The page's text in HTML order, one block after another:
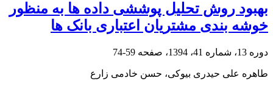
بهبود روش تحلیل پوششی داده ها به منظور
خوشه بندی مشتریان اعتباری بانک ها
دوره 13، شماره 41، 1394، صفحه 59-74
طاهره علی حیدری بیوکی، حسن خادمی زارع